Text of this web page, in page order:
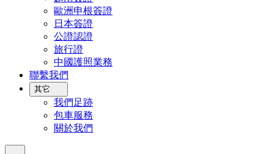
歐洲申根簽證
日本簽證
公證認證
旅行證
中國護照業務
聯繫我們
其它
我們足跡
包車服務
關於我們